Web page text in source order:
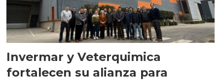
Invermar y Veterquimica
fortalecen su alianza para